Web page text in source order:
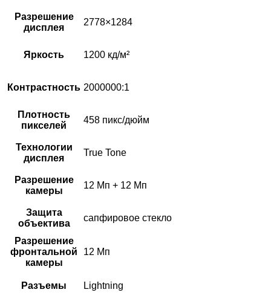
Разрешение
дисплея
2778×1284
Яркость 1200 кд/м²
Контрастность 2000000:1
Плотность
пикселей
458 пикс/дюйм
Технологии
дисплея
True Tone
Разрешение
камеры
12 Мп + 12 Мп
Защита
объектива
сапфировое стекло
Разрешение
фронтальной
камеры
12 Мп
Разъемы Lightning